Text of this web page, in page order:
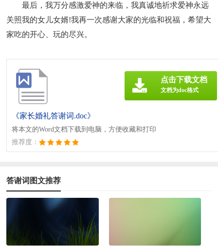
最后，我万分感激爱神的来临，我真诚地祈求爱神永远
关照我的女儿女婿!我再一次感谢大家的光临和祝福，希望大
家吃的开心、玩的尽兴。
《家长婚礼答谢词.doc》
将本文的Word文档下载到电脑，方便收藏和打印
推荐度：
点击下载文档
文档为doc格式
答谢词图文推荐